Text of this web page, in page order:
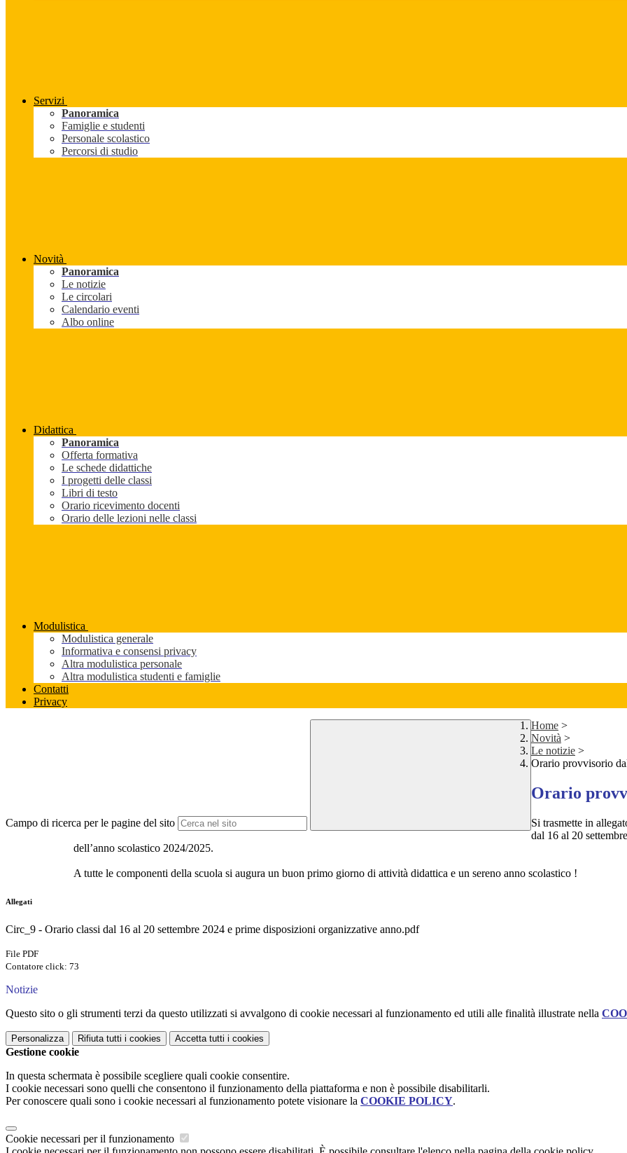
Servizi
Panoramica
Famiglie e studenti
Personale scolastico
Percorsi di studio
Novità
Panoramica
Le notizie
Le circolari
Calendario eventi
Albo online
Didattica
Panoramica
Offerta formativa
Le schede didattiche
I progetti delle classi
Libri di testo
Orario ricevimento docenti
Orario delle lezioni nelle classi
Modulistica
Modulistica generale
Informativa e consensi privacy
Altra modulistica personale
Altra modulistica studenti e famiglie
Contatti
Privacy
Campo di ricerca per le pagine del sito
Home >
Novità >
Le notizie >
Orario provvisorio
Orario
Si trasmette in
dal 16 al 20
dell’anno scolastico 2024/2025.
A tutte le componenti della scuola si augura un buon primo giorno di attività didattica e un sereno anno scolastico !
Allegati
Circ_9 - Orario classi dal 16 al 20 settembre 2024 e prime disposizioni organizzative anno.pdf
File PDF
Contatore click: 73
Notizie
Questo sito o gli strumenti terzi da questo utilizzati si avvalgono di cookie necessari al funzionamento ed utili alle finalità illustrate nella
Personalizza Rifiuta tutti i cookies Accetta tutti i cookies
Gestione cookie
In questa schermata è possibile scegliere quali cookie consentire.
I cookie necessari sono quelli che consentono il funzionamento della piattaforma e non è possibile disabilitarli.
Per conoscere quali sono i cookie necessari al funzionamento potete visionare la COOKIE POLICY.
Cookie necessari per il funzionamento